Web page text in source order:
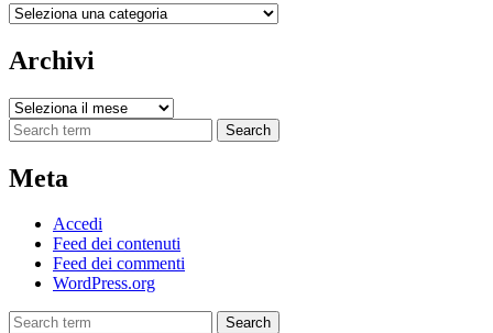
Categorie
Archivi
Archivi
Search
Meta
Accedi
Feed dei contenuti
Feed dei commenti
WordPress.org
Search